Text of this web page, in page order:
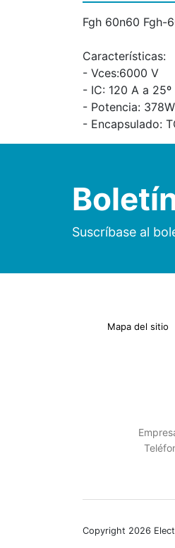
Fgh 60n60 Fgh-
Características:
- Vces:6000 V
- IC: 120 A a 25º
- Potencia:
- Encapsulado:
Suscríbase al
Mapa del sitio
Copyright 2026